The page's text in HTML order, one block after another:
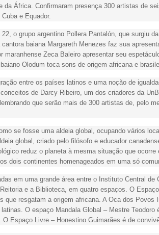
da África. Confirmaram presença 300 artistas de
e Equador.
o grupo argentino Pollera Pantalón, que surgiu
baiana Margareth Menezes faz sua
maranhense Zeca Baleiro apresentar seu
Olodum toca sons de origem africana e
entre os países latinos e uma noção de
de Darcy Ribeiro, um dos criadores da
que serão mais de 300 artistas de, pelo
se fosse uma aldeia global, ocupando vários
global, criado pelo filósofo e educador
reduz o planeta à mesma situação que ocorre
dois continentes homenageados em uma só
em uma grande área entre o Instituto Central de
e a Biblioteca, em quatro espaços. O
que resgatam a origem africana. A Oca dos Povos
O espaço Mandala Global – Mestre Teodoro
O Espaço Livre – Honestino Guimarães é de